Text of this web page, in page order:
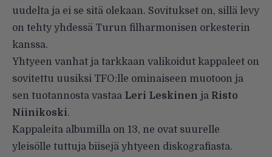
uudelta ja ei se sitä olekaan. Sovitukset on, sillä levy
on tehty yhdessä Turun filharmonisen orkesterin
kanssa.
Yhtyeen vanhat ja tarkkaan valikoidut kappaleet on
sovitettu uusiksi TFO:lle ominaiseen muotoon ja
sen tuotannosta vastaa Leri Leskinen ja Risto
Niinikoski.
Kappaleita albumilla on 13, ne ovat suurelle
yleisölle tuttuja biisejä yhtyeen diskografiasta.